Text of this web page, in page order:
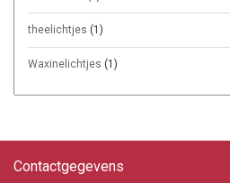
theelichtjes (1)
Waxinelichtjes (1)
Contactgegevens